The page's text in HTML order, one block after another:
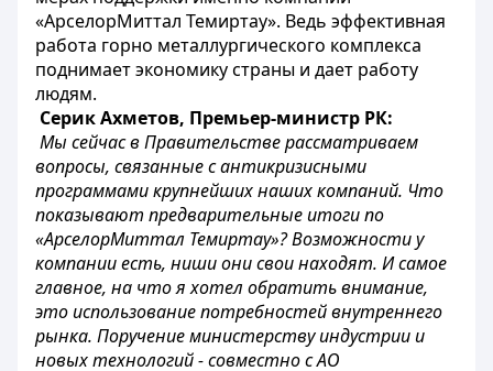
«АрселорМиттал Темиртау». Ведь эффективная
работа горно металлургического комплекса
поднимает экономику страны и дает работу
людям.
Серик Ахметов, Премьер-министр РК:
Мы сейчас в Правительстве рассматриваем
вопросы, связанные с антикризисными
программами крупнейших наших компаний. Что
показывают предварительные итоги по
«АрселорМиттал Темиртау»? Возможности у
компании есть, ниши они свои находят. Исамое
главное, на что я хотел обратить внимание,
это использование потребностей внутреннего
рынка. Поручение министерству индустрии и
новых технологий - совместно с АО